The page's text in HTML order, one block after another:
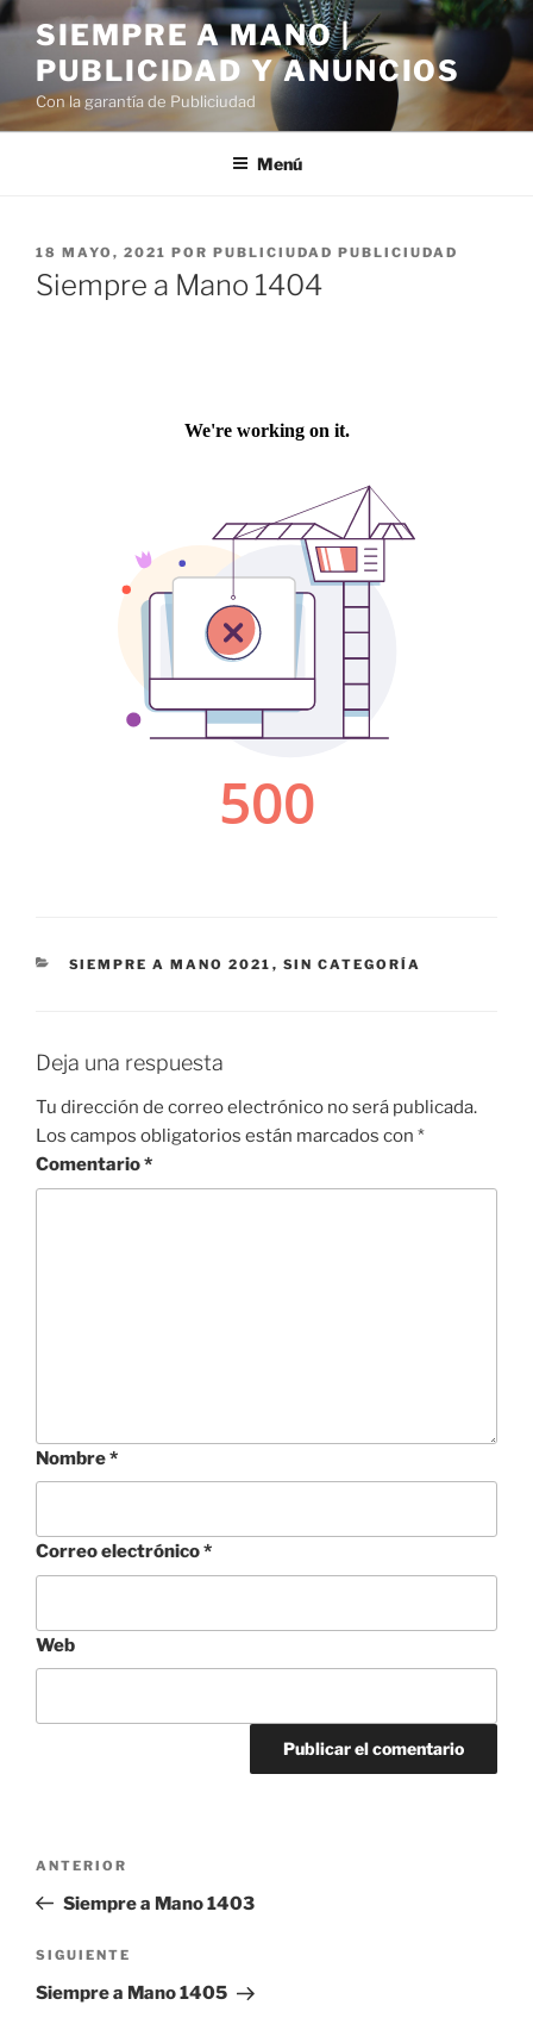
Saltar
contenido
SIEMPRE A MANO |
PUBLICIDAD Y ANUNCIOS
Con la garantía de Publiciudad
Menú
PUBLICADO
EL
18 MAYO, 2021 POR PUBLICIUDAD PUBLICIUDAD
Siempre a Mano 1404
CATEGORÍAS
SIEMPRE A MANO 2021 , SIN CATEGORÍA
Deja una respuesta
Tu dirección de correo electrónico no será publicada.
Los campos obligatorios están marcados con *
Comentario*
Nombre*
Correo electrónico*
Web
entradas
Entrada
anterior:
ANTERIOR
Siempre a Mano 1403
Siguiente
entrada
SIGUIENTE
Siempre a Mano 1405